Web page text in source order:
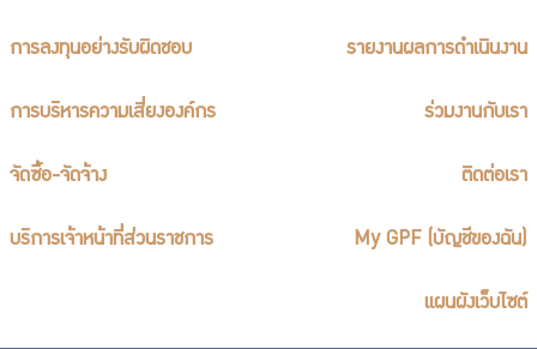
การลงทุนอย่างรับผิดชอบ รายงานผลการดำเนินงาน
การบริหารความเสี่ยงองค์กร ร่วมงานกับเรา
จัดซื้อ-จัดจ้าง ติดต่อเรา
บริการเจ้าหน้าที่ส่วนราชการ My GPF (บัญชีของฉัน)
แผนผังเว็บไซต์